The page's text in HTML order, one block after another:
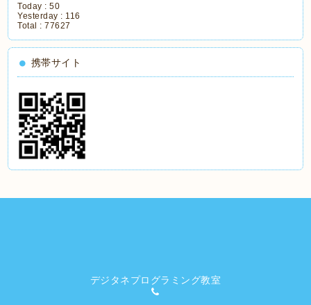
Today :50
Yesterday : 116
Total :77627
携帯サイト
デジタネプログラミング教室